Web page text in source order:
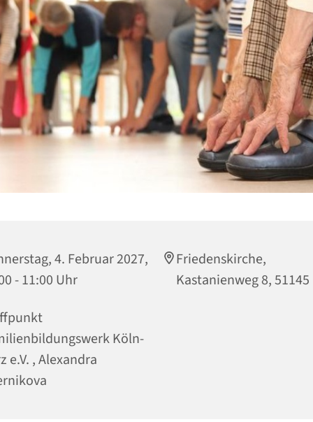
4. Februar 2027,
- 11:00 Uhr
Friedenskirche,
Kastanienweg 8,
Köln-
e.V. , Alexandra